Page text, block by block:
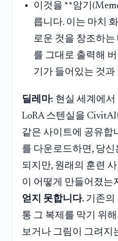
이것을 **암기
릅니다. 이는 마치
로운 것을 창조하는
를 그대로 출력해
기가 들어있는 것과
딜레마: 현실 세계에
LoRA 스텐실을 CivitAI
같은 사이트에 공유합
를 다운로드하면, 당신
되지만, 원래의 훈련
이 어떻게 만들어졌는
얻지 못합니다. 기존의
통 그 복제를 막기 위
보거나 그림이 그려지